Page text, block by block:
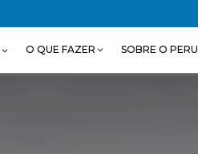
O QUE FAZER SOBRE O PERU